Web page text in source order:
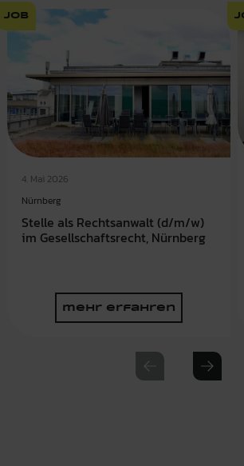
Job
4. Mai 2026
Nürnberg
Stelle als Rechtsanwalt (d/m/w)
im Gesellschaftsrecht, Nürnberg
mehr erfahren
Previous